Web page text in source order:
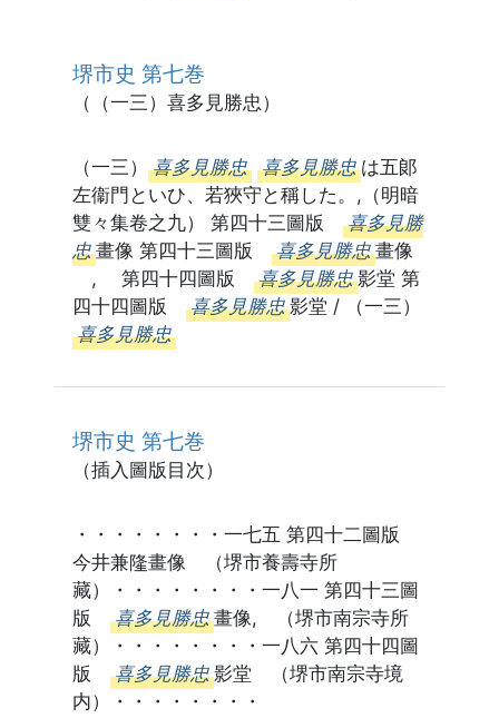
堺市史 第七巻
（（一三）喜多見勝忠）
（一三） 喜多見勝忠 喜多見勝忠 は五郞
左衞門といひ、若狹守と稱した。,（明暗
雙々集卷之九） 第四十三圖版 喜多見勝
忠 畫像 第四十三圖版 喜多見勝忠 畫像
, 第四十四圖版 喜多見勝忠 影堂 第
四十四圖版 喜多見勝忠 影堂 / （一三）
喜多見勝忠
堺市史 第七巻
（插入圖版目次）
・・・・・・・・一七五 第四十二圖版
今井兼隆畫像 （堺市養壽寺所
藏）・・・・・・・・一八一 第四十三圖
版 喜多見勝忠 畫像, （堺市南宗寺所
藏）・・・・・・・・一八六 第四十四圖
版 喜多見勝忠 影堂 （堺市南宗寺境
内）・・・・・・・・